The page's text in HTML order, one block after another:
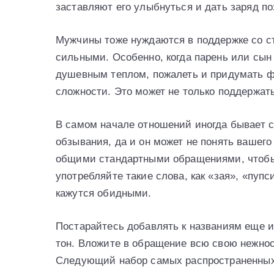
заставляют его улыбнуться и дать заряд
Мужчины тоже нуждаются в поддержке со
сильными. Особенно, когда парень или
душевным теплом, пожалеть и придумать
сложности. Это может не только
В самом начале отношений иногда бывает
обзывания, да и он может не понять
общими стандартными обращениями,
употребляйте такие слова, как «зая»,
кажутся обидными.
Постарайтесь добавлять к названиям
тон. Вложите в обращение всю свою
Следующий набор самых